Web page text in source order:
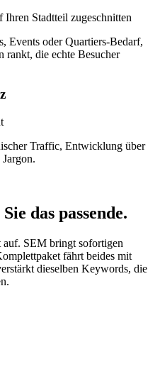
Stadtteil zugeschnitten
Events oder Quartiers-Bedarf,
rankt, die echte Besucher
Traffic, Entwicklung über
das passende.
SEM bringt sofortigen
fährt beides mit
dieselben Keywords, die